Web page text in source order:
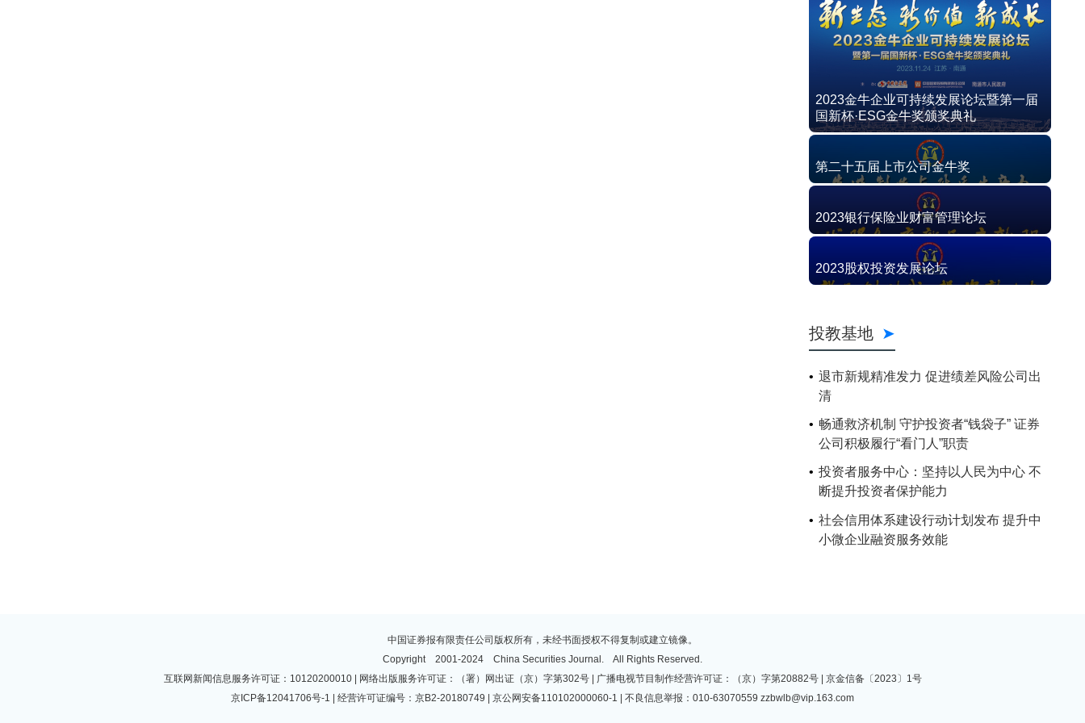
2023金牛企业可持续发展论坛暨第一届
国新杯·ESG金牛奖颁奖典礼
第二十五届上市公司金牛奖
2023银行保险业财富管理论坛
2023股权投资发展论坛
投教基地
退市新规精准发力 促进绩差风险公司出
清
畅通救济机制 守护投资者“钱袋子” 证券
公司积极履行“看门人”职责
投资者服务中心：坚持以人民为中心 不
断提升投资者保护能力
社会信用体系建设行动计划发布 提升中
小微企业融资服务效能
中国证券报有限责任公司版权所有，未经书面授权不得复制或建立镜像。
Copyright 2001-2024 China Securities Journal. All Rights Reserved.
互联网新闻信息服务许可证：10120200010 | 网络出版服务许可证：（署）网出证（京）字第302号 | 广播电视节目制作经营许可证：（京）字第20882号 | 京金信备〔2023〕1号
京ICP备12041706号-1 | 经营许可证编号：京B2-20180749 | 京公网安备110102000060-1 | 不良信息举报：010-63070559 zzbwlb@vip.163.com